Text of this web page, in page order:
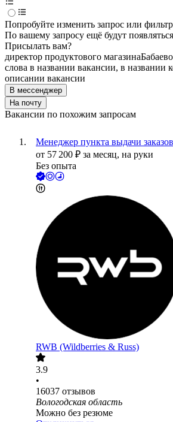
Попробуйте изменить запрос или
По вашему запросу ещё будут
Присылать вам?
директор продуктового магазинаБабаево
слова в названии вакансии, в названии
описании вакансии
В мессенджер
На почту
Вакансии по похожим запросам
Менеджер пункта выдачи
от 57 200 ₽ за месяц, на руки
Без опыта
RWB (Wildberries & Russ)
3.9
•
16037 отзывов
Вологодская область
Можно без резюме